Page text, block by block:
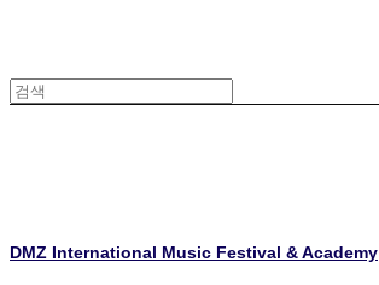
DMZ International Music Festival & Academy